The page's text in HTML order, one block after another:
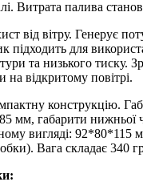
Витрата палива
від вітру. Генерує
підходить для
та низького тиску.
на відкритому повітрі.
конструкцію.
мм, габарити нижньої
вигляді: 92*80*115
Вага складає 340